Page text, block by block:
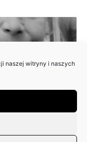
naszej witryny i naszych